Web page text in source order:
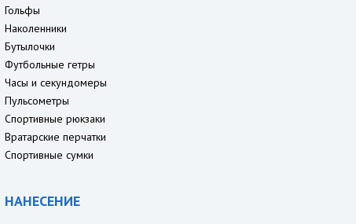
Гольфы
Наколенники
Бутылочки
Футбольные гетры
Часы и секундомеры
Пульсометры
Спортивные рюкзаки
Вратарские перчатки
Спортивные сумки
НАНЕСЕНИЕ